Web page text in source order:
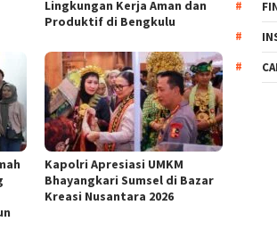
Lingkungan Kerja Aman dan
Produktif di Bengkulu
Kapolri Apresiasi UMKM
Bhayangkari Sumsel di Bazar
Kreasi Nusantara 2026